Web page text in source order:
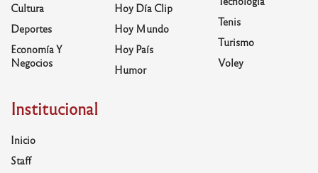
Cultura
Deportes
Economía Y
Negocios
Hoy Día Clip
Hoy Mundo
Hoy País
Humor
Tenis
Turismo
Voley
Institucional
Inicio
Staff